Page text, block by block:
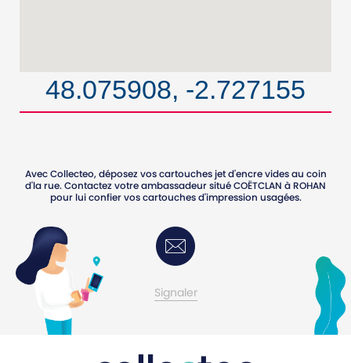
48.075908, -2.727155
Avec Collecteo, déposez vos cartouches jet d'encre vides au coin
d'la rue. Contactez votre ambassadeur situéCOËTCLAN àROHAN
pour lui confier vos cartouches d'impression usagées.
Signaler